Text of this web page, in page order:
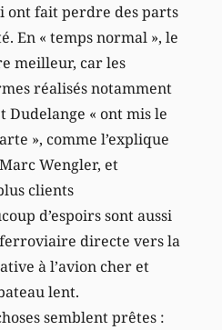
ont fait perdre des parts
En « temps normal », le
meilleur, car les
réalisés notamment
« ont mis le
», comme l’explique
Wengler, et
clients
d’espoirs sont aussi
directe vers la
à l’avion cher et
lent.
semblent prêtes :